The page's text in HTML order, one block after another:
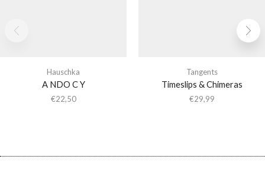
Hauschka
A NDO C Y
€22,50
Tangents
Timeslips & Chimeras
€29,99